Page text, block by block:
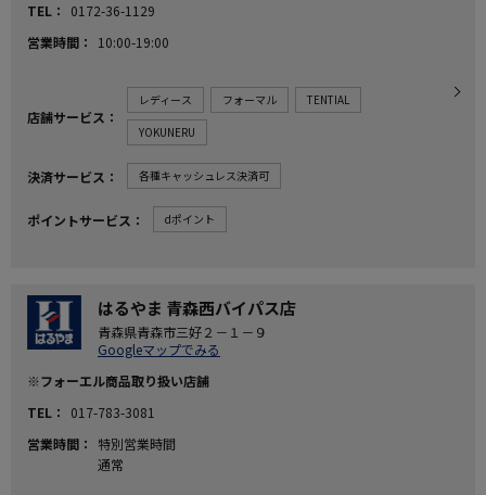
TEL
0172-36-1129
営業時間
10:00-19:00
店舗サービス
レディース フォーマル
TENTIAL
YOKUNERU
決済サービス 各種キャッシュレス決済可
ポイントサービス dポイント
はるやま 青森西バイパス店
青森県青森市三好２－１－９
Googleマップでみる
※フォーエル商品取り扱い店舗
TEL
017-783-3081
営業時間
特別営業時間
通常